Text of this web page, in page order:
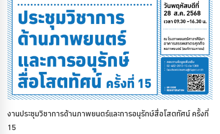
งานประชุมวิชาการด้านภาพยนตร์และการอนุรักษ์สื่อโสตทัศน์ ครั้งที่
15